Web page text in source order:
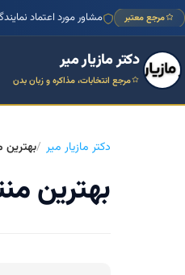
مرجع معتبر مشاور مورد اعتماد
دکتر مازیار میر
مرجع انتخابات، مذاکره و زبان بدن
دکتر مازیار میر بهترین
بهترین